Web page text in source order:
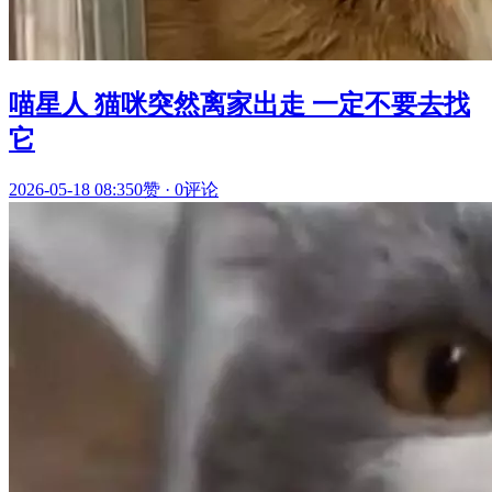
喵星人 猫咪突然离家出走 一定不要去找
它
2026-05-18 08:350赞 · 0评论